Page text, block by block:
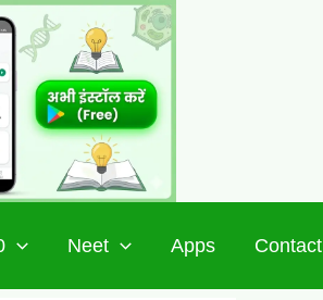
Neet Apps Contact